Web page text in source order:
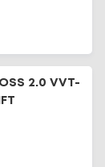
2.0 VVT-